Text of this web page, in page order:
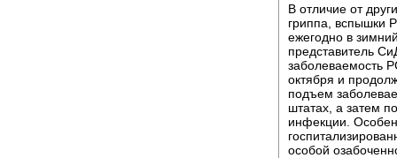
В отличие от
гриппа, вспышки
ежегодно в
представитель
заболеваемость
октября и
подъем
штатах, а затем
инфекции.
особой